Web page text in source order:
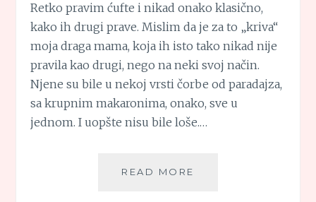
Retko pravim ćufte i nikad onako klasično,
kako ih drugi prave. Mislim da je za to „kriva“
moja draga mama, koja ih isto tako nikad nije
pravila kao drugi, nego na neki svoj način.
Njene su bile u nekoj vrsti čorbe od paradajza,
sa krupnim makaronima, onako, sve u
jednom. I uopšte nisu bile loše.…
READ MORE